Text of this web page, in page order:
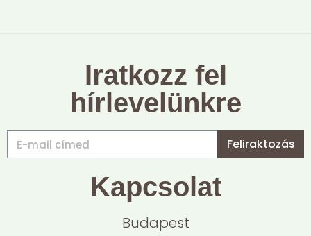
Iratkozz fel
hírlevelünkre
Feliraktozás
Kapcsolat
Budapest